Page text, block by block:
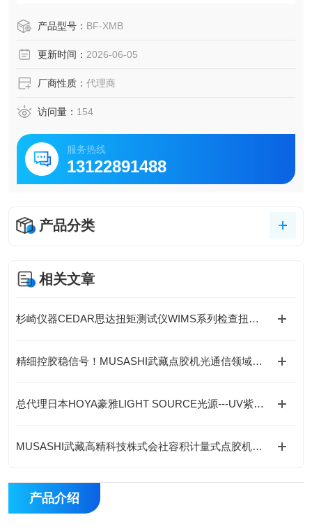
便携工具的全系列，可根据电子制造、无尘室、印刷、易燃
针，适配高洁净度要求的场景。
产品型号： BF-XMB
更新时间： 2026-06-05
厂商性质： 代理商
访问量： 154
服务热线
13122891488
产品分类
相关文章
杉崎仪器CEDAR思达扭矩测试仪WIMS系列检查扭矩扳手的实际拧紧扭矩
精细控胶稳信号！MUSASHI武藏点胶机光通信领域专项案例与优势解析
总代理日本HOYA豪雅LIGHT SOURCE光源---UV紫外线LED光源产品
MUSASHI武藏高精科技株式会社容积计量式点胶机产品一览
产品介绍